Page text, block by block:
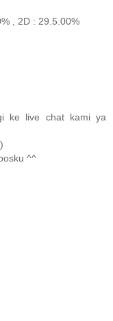
, 2D : 29.5.00%
ke live chat kami ya
^^